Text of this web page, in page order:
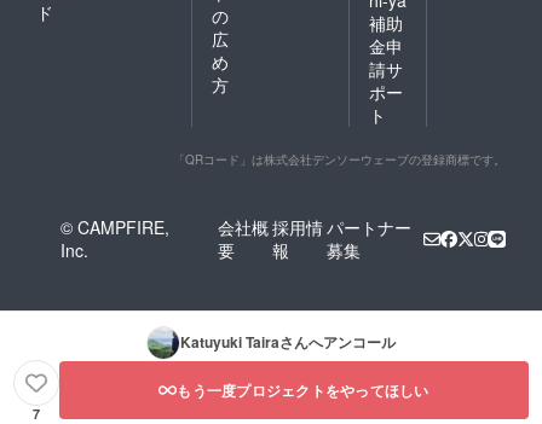
ド
の
広
め
方
補助
金申
請サ
ポー
ト
「QRコード」は株式会社デンソーウェーブの登録商標です。
© CAMPFIRE,
Inc.
会社概
要
採用情
報
パートナー
募集
Katuyuki Tairaさんへアンコール
7
もう一度プロジェクトをやってほしい